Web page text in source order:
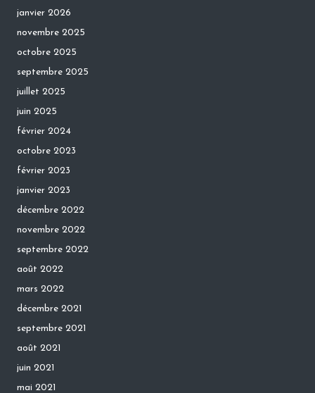
janvier 2026
novembre 2025
octobre 2025
septembre 2025
juillet 2025
juin 2025
février 2024
octobre 2023
février 2023
janvier 2023
décembre 2022
novembre 2022
septembre 2022
août 2022
mars 2022
décembre 2021
septembre 2021
août 2021
juin 2021
mai 2021